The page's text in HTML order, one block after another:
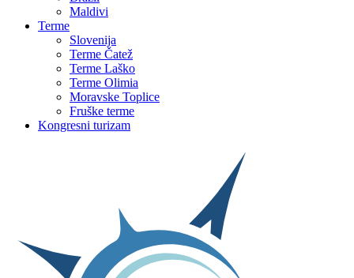
Maldivi
Terme
Slovenija
Terme Čatež
Terme Laško
Terme Olimia
Moravske Toplice
Fruške terme
Kongresni turizam